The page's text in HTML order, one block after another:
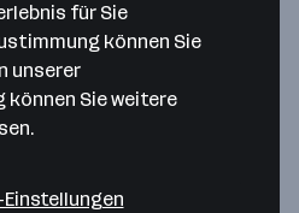
unseren Cookie-
um diese Karte
für Sie
können Sie
unserer
können Sie weitere